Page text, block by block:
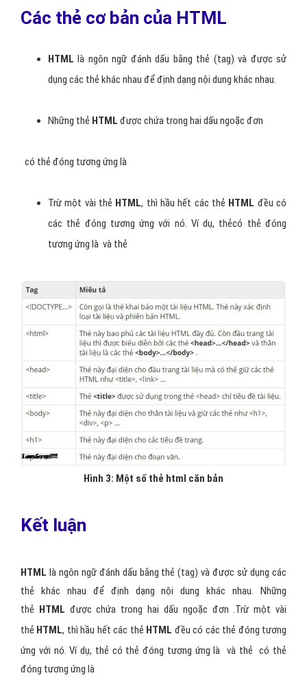
Các thẻ cơ bản của HTML
HTML là ngôn ngữ đánh dấu bằng thẻ (tag) và được sử
dụng các thẻ khác nhau để định dạng nội dung khác nhau.
Những thẻ HTML được chứa trong hai dấu ngoặc đơn
có thẻ đóng tương ứng là
Trừ một vài thẻ HTML, thì hầu hết các thẻ HTML đều có
các thẻ đóng tương ứng với nó. Ví dụ, thẻcó thẻ đóng
tương ứng là và thẻ
Hình 3: Một số thẻ html căn bản
Kết luận
HTML là ngôn ngữ đánh dấu bằng thẻ (tag) và được sử dụng các
thẻ khác nhau để định dạng nội dung khác nhau. Những
thẻ HTML được chứa trong hai dấu ngoặc đơn .Trừ một vài
thẻ HTML, thì hầu hết các thẻ HTML đều có các thẻ đóng tương
ứng với nó. Ví dụ, thẻ có thẻ đóng tương ứng là và thẻ có thẻ
đóng tương ứng là